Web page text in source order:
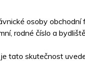
osoby obchodní
rodné číslo a
tato skutečnost